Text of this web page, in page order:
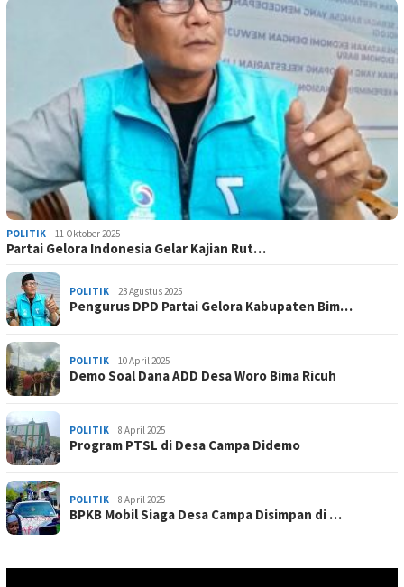
POLITIK 11 Oktober 2025
Partai Gelora Indonesia Gelar Kajian Rut…
POLITIK 23 Agustus 2025
Pengurus DPD Partai Gelora Kabupaten Bim…
POLITIK 10 April 2025
Demo Soal Dana ADD Desa Woro Bima Ricuh
POLITIK 8 April 2025
Program PTSL di Desa Campa Didemo
POLITIK 8 April 2025
BPKB Mobil Siaga Desa Campa Disimpan di …